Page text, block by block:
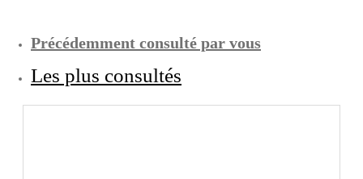
Précédemment consulté par vous
Les plus consultés